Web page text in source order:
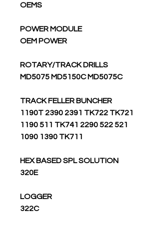
OEMS
POWER MODULE
OEM POWER
ROTARY/TRACK DRILLS
MD5075 MD5150C MD5075C
TRACK FELLER BUNCHER
1190T 2390 2391 TK722 TK721
1190 511 TK741 2290 522 521
1090 1390 TK711
HEX BASED SPL SOLUTION
320E
LOGGER
322C